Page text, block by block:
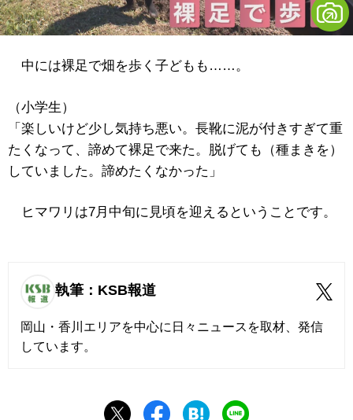
中には裸足で畑を歩く子どもも……。
（小学生）
「楽しいけど少し気持ち悪い。長靴に泥が付きすぎて重
たくなって、諦めて裸足で来た。脱げても（種まきを）
していました。諦めたくなかった」
ヒマワリは7月中旬に見頃を迎えるということです。
執筆：KSB報道
岡山・香川エリアを中心に日々ニュースを取材、発信
しています。